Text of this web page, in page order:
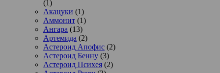
(1)
Акацуки (1)
Аммонит (1)
Ангара (13)
Артемида (2)
Астероид Апофис (2)
Астероид Бенну (3)
Астероид Психея (2)